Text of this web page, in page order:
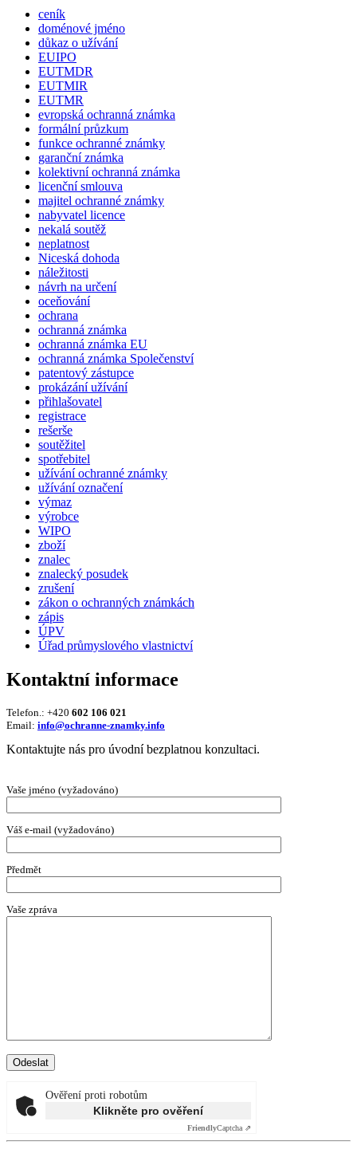
ceník
doménové jméno
důkaz o užívání
EUIPO
EUTMDR
EUTMIR
EUTMR
evropská ochranná známka
formální průzkum
funkce ochranné známky
garanční známka
kolektivní ochranná známka
licenční smlouva
majitel ochranné známky
nabyvatel licence
nekalá soutěž
neplatnost
Niceská dohoda
náležitosti
návrh na určení
oceňování
ochrana
ochranná známka
ochranná známka EU
ochranná známka Společenství
patentový zástupce
prokázání užívání
přihlašovatel
registrace
rešerše
soutěžitel
spotřebitel
užívání ochranné známky
užívání označení
výmaz
výrobce
WIPO
zboží
znalec
znalecký posudek
zrušení
zákon o ochranných známkách
zápis
ÚPV
Úřad průmyslového vlastnictví
Kontaktní informace
Telefon.: +420 602 106 021
Email: info@ochranne-znamky.info
Kontaktujte nás pro úvodní bezplatnou konzultaci.
Vaše jméno (vyžadováno)
Váš e-mail (vyžadováno)
Předmět
Vaše zpráva
Ověření proti robotům
Klikněte pro ověření
FriendlyCaptcha ⇗